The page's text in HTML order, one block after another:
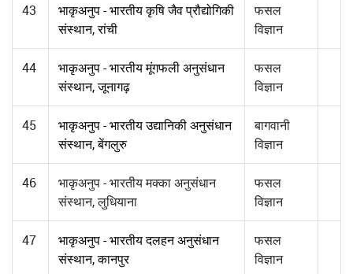
43
भाकृअनुप - भारतीय कृषि जैव प्रौद्योगिकी
संस्थान, रांची
फसल
विज्ञान
44
भाकृअनुप - भारतीय मूंगफली अनुसंधान
संस्थान, जूनागढ़
फसल
विज्ञान
45
भाकृअनुप - भारतीय उद्यानिकी अनुसंधान
संस्थान, बेंगलुरु
बागवानी
विज्ञान
46
भाकृअनुप - भारतीय मक्का अनुसंधान
संस्थान, लुधियाना
फसल
विज्ञान
47
भाकृअनुप - भारतीय दलहन अनुसंधान
संस्थान, कानपुर
फसल
विज्ञान